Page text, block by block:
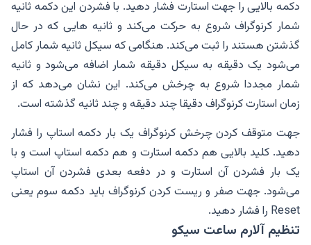
دکمه بالایی را جهت استارت فشار دهید. با فشردن این دکمه ثانیه
شمار کرنوگراف شروع به حرکت می‌کند و ثانیه هایی که در حال
گذشتن هستند را ثبت می‌کند. هنگامی که سیکل ثانیه شمار کامل
می‌شود یک دقیقه به سیکل دقیقه شمار اضافه می‌شود و ثانیه
شمار مجددا شروع به چرخش می‌کند. این نشان می‌دهد که از
زمان استارت کرنوگراف دقیقا چند دقیقه و چند ثانیه گذشته است.
جهت متوقف کردن چرخش کرنوگراف یک بار دکمه استاپ را فشار
دهید. کلید بالایی هم دکمه استارت و هم دکمه استاپ است و با
یک بار فشردن آن استارت و در دفعه بعدی فشردن آن استاپ
می‌شود. جهت صفر و ریست کردن کرنوگراف باید دکمه سوم یعنی
Reset را فشار دهید.
تنظیم آلارم ساعت سیکو